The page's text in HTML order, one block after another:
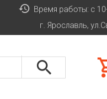
Время работы: с
г. Ярославль,